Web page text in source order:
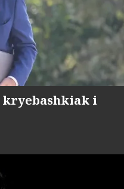
kryebashkiak i